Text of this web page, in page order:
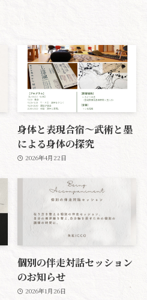
身体と表現合宿〜武術と墨
による身体の探究
2026年4月22日
個別の伴走対話セッション
のお知らせ
2026年1月26日